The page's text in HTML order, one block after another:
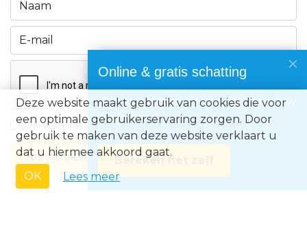
Online & gratis schatting
Benieuwd naar de waarde van jouw
eigendom?
Bereken het zelf
Ik ga akkoord met de privacyvoorwaarden
Inschrijven
Deze website maakt gebruik van cookies die voor
een optimale gebruikerservaring zorgen. Door
gebruik te maken van deze website verklaart u
dat u hiermee akkoord gaat.
OK
Lees meer